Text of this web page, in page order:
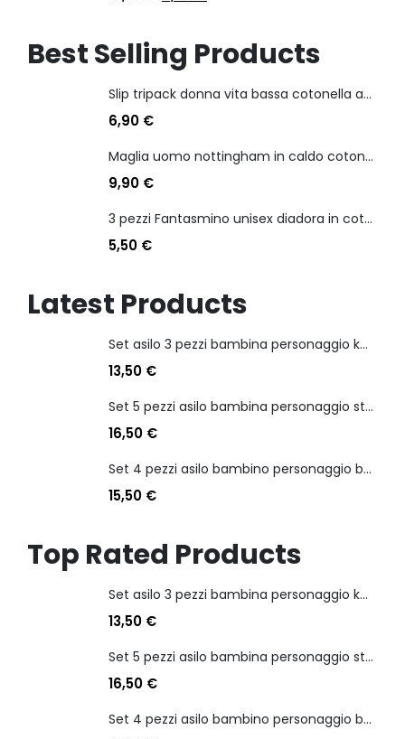
Best Selling Products
Slip tripack donna vita bassa cotonella art 3165 in cotone elasticizzato
6,90 €
Maglia uomo nottingham in caldo cotone scollo a v manica lunga
9,90 €
3 pezzi Fantasmino unisex diadora in cotone mercerizzato tg dalla 35 alla 46
5,50 €
Latest Products
Set asilo 3 pezzi bambina personaggio kuromi
13,50 €
Set 5 pezzi asilo bambina personaggio stitch angel
16,50 €
Set 4 pezzi asilo bambino personaggio batman
15,50 €
Top Rated Products
Set asilo 3 pezzi bambina personaggio kuromi
13,50 €
Set 5 pezzi asilo bambina personaggio stitch angel
16,50 €
Set 4 pezzi asilo bambino personaggio batman